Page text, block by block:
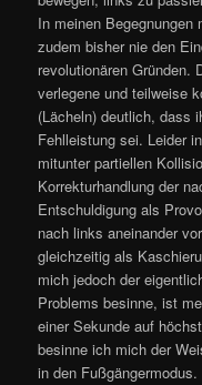
In meinen Begegnungen
zudem bisher nie den
revolutionären Gründen.
verlegene und teilweise
(Lächeln) deutlich, dass
Fehlleistung sei. Leider
mitunter partiellen
Korrekturhandlung der
Entschuldigung als
nach links aneinander
gleichzeitig als
mich jedoch der
Problems besinne, ist
einer Sekunde auf
besinne ich mich der
in den Fußgängermodus.